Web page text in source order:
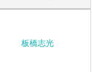
板橋志光